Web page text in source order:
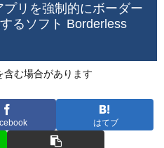
リを強制的にボーダー
るソフト Borderless
含む場合があります
はてブ